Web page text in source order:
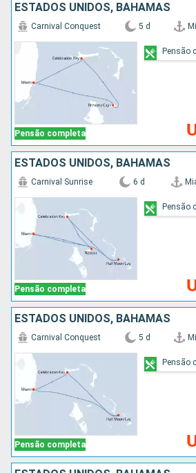
ESTADOS UNIDOS, BAHAMAS
Pensão completa
Carnival Conquest 5 d
Pensão
ESTADOS UNIDOS, BAHAMAS
Pensão completa
Carnival Sunrise 6 d
Pensão
ESTADOS UNIDOS, BAHAMAS
Pensão completa
Carnival Conquest 5 d
Pensão